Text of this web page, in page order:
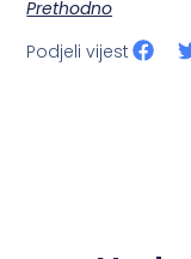
Prethodno
Podjeli vijest